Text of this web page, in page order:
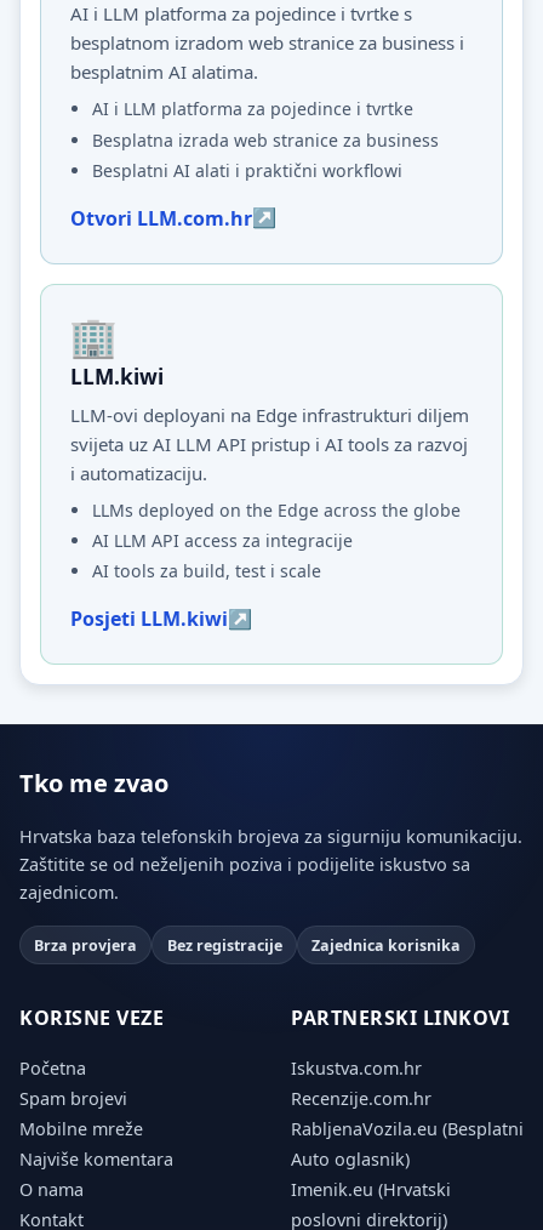
AI i LLM platforma za pojedince i tvrtke s
besplatnom izradom web stranice za business i
besplatnim AI alatima.
AI i LLM platforma za pojedince i tvrtke
Besplatna izrada web stranice za business
Besplatni AI alati i praktični workflowi
Otvori LLM.com.hr
LLM.kiwi
LLM-ovi deployani na Edge infrastrukturi diljem
svijeta uz AI LLM API pristup i AI tools za razvoj
i automatizaciju.
LLMs deployed on the Edge across the globe
AI LLM API access za integracije
AI tools za build, test i scale
Posjeti LLM.kiwi
Tko me zvao
Hrvatska baza telefonskih brojeva za sigurniju komunikaciju.
Zaštitite se od neželjenih poziva i podijelite iskustvo sa
zajednicom.
Brza provjera Bez registracije Zajednica korisnika
KORISNE VEZE
Početna
Spam brojevi
Mobilne mreže
Najviše komentara
O nama
Kontakt
PARTNERSKI LINKOVI
Iskustva.com.hr
Recenzije.com.hr
RabljenaVozila.eu (Besplatni
Auto oglasnik)
Imenik.eu (Hrvatski
poslovni direktorij)